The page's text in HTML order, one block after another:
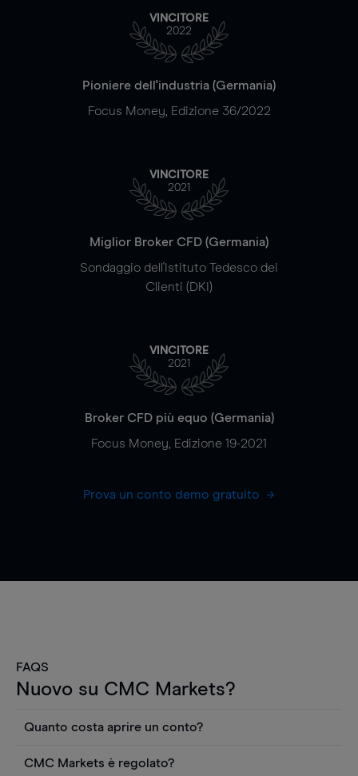
VINCITORE
2022
Pioniere dell'industria (Germania)
Focus Money, Edizione 36/2022
VINCITORE
2021
Miglior Broker CFD (Germania)
Sondaggio dell'Istituto Tedesco dei
Clienti (DKI)
VINCITORE
2021
Broker CFD più equo (Germania)
Focus Money, Edizione 19-2021
Prova un conto demo gratuito
FAQS
Nuovo su CMC Markets?
Quanto costa aprire un conto?
Puoi anche visualizzare gratuitamente i prezzi e
CMC Markets è regolato?